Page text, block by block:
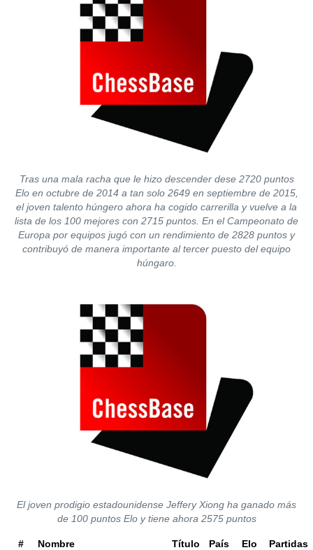
Tras una mala racha que le hizo descender dese 2720 puntos
Elo en octubre de 2014 a tan solo 2649 en septiembre de 2015,
el joven talento húngero ahora ha cogido carrerilla y vuelve a la
lista de los 100 mejores con 2715 puntos. En el Campeonato de
Europa por equipos jugó con un rendimiento de 2828 puntos y
contribuyó de manera importante al tercer puesto del equipo
húngaro.
El joven prodigio estadounidense Jeffery Xiong ha ganado más
de 100 puntos Elo y tiene ahora 2575 puntos
# Nombre Título País Elo
Partidas